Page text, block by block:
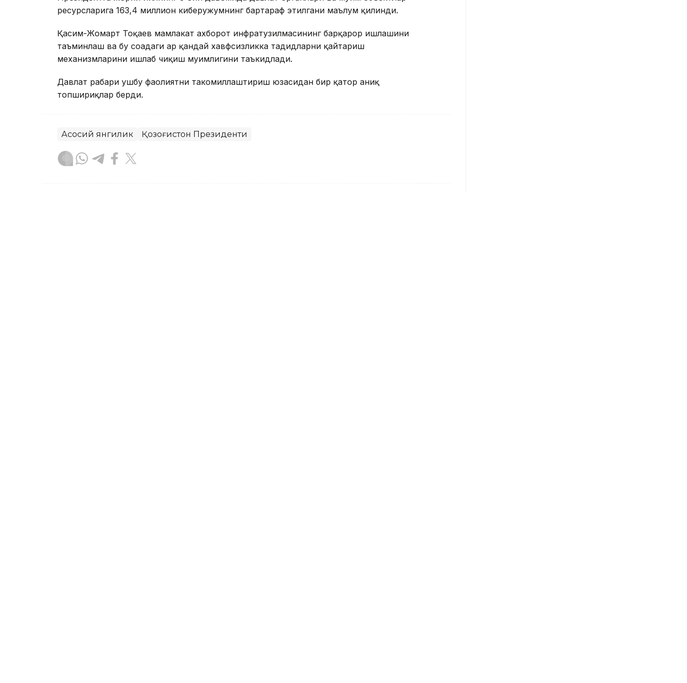
ресурсларига 163,4 миллион киберҳужумнинг бартараф этилгани маълум қилинди.
Қасим-Жомарт Тоқаев мамлакат ахборот инфратузилмасининг барқарор ишлашини
таъминлаш ва бу соҳадаги ҳар қандай хавфсизликка таҳдидларни қайтариш
механизмларини ишлаб чиқиш муҳимлигини таъкидлади.
Давлат раҳбари ушбу фаолиятни такомиллаштириш юзасидан бир қатор аниқ
топшириқлар берди.
Асосий янгилик Қозоғистон Президенти